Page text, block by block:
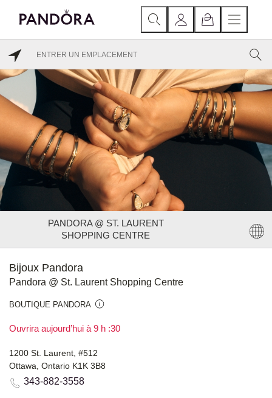
PANDORA @ ST. LAURENT
SHOPPING CENTRE
Bijoux Pandora
Pandora @ St. Laurent Shopping Centre
BOUTIQUE PANDORA
Ouvrira aujourd’hui à 9 h :30
1200 St. Laurent, #512
Ottawa, Ontario K1K 3B8
343-882-3558